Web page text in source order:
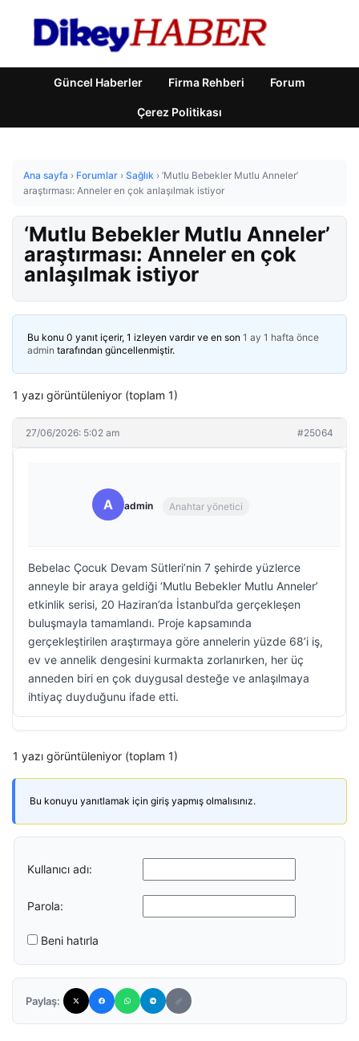
Güncel Haberler Firma Rehberi Forum
Çerez Politikası
Ana sayfa › Forumlar › Sağlık › ‘Mutlu Bebekler Mutlu Anneler’
araştırması: Anneler en çok anlaşılmak istiyor
‘Mutlu Bebekler Mutlu Anneler’
araştırması: Anneler en çok
anlaşılmak istiyor
Bu konu 0 yanıt içerir, 1 izleyen vardır ve en son 1 ay 1 hafta önce
admin tarafından güncellenmiştir.
1 yazı görüntüleniyor (toplam 1)
27/06/2026: 5:02 am #25064
A admin Anahtar yönetici
Bebelac Çocuk Devam Sütleri’nin 7 şehirde yüzlerce
anneyle bir araya geldiği ‘Mutlu Bebekler Mutlu Anneler’
etkinlik serisi, 20 Haziran’da İstanbul’da gerçekleşen
buluşmayla tamamlandı. Proje kapsamında
gerçekleştirilen araştırmaya göre annelerin yüzde 68’i iş,
ev ve annelik dengesini kurmakta zorlanırken, her üç
anneden biri en çok duygusal desteğe ve anlaşılmaya
ihtiyaç duyduğunu ifade etti.
1 yazı görüntüleniyor (toplam 1)
Bu konuyu yanıtlamak için giriş yapmış olmalısınız.
Kullanıcı adı:
Parola:
Beni hatırla
Paylaş: